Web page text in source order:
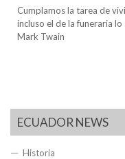
Cumplamos la tarea de
incluso el de la funeraria lo
Mark Twain
ECUADOR NEWS
Historia